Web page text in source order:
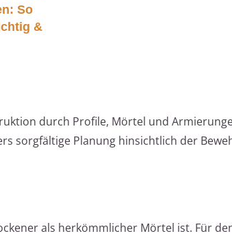
So
&
durch Profile, Mörtel und
sorgfältige Planung hinsichtlich der
als herkömmlicher Mörtel ist. Für